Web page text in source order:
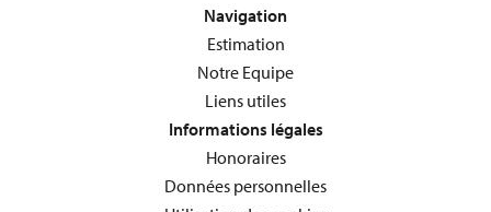
Navigation
Estimation
Notre Equipe
Liens utiles
Informations légales
Honoraires
Données personnelles